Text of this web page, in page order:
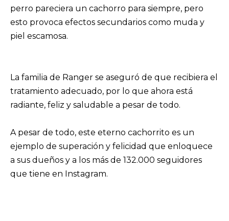
perro pareciera un cachorro para siempre, pero
esto provoca efectos secundarios como muda y
piel escamosa.
La familia de Ranger se aseguró de que recibiera el
tratamiento adecuado, por lo que ahora está
radiante, feliz y saludable a pesar de todo.
A pesar de todo, este eterno cachorrito es un
ejemplo de superación y felicidad que enloquece
a sus dueños y a los más de 132.000 seguidores
que tiene en Instagram.